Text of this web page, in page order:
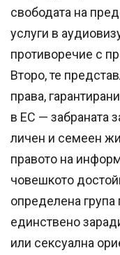
свободата на
услуги в
противоречие с
Второ, те
права,
в ЕС — забраната
личен и семеен
правото на
човешкото
определена група
единствено
или сексуална